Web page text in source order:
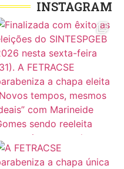
INSTAGRAM